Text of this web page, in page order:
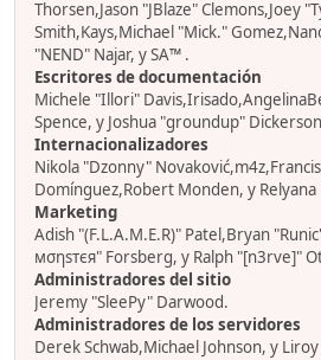
Thorsen,Jason "JBlaze" Clemons,Joey
Smith,Kays,Michael "Mick."
"NEND" Najar, y SA™ .
Escritores de documentación
Michele "Illori"
Spence, y Joshua "groundup"
Internacionalizadores
Nikola "Dzonny"
Domínguez,Robert Monden, y Relyana
Marketing
Adish "(F.L.A.M.E.R)" Patel,Bryan
мσηѕтєя" Forsberg, y Ralph "[n3rve]"
Administradores del sitio
Jeremy "SleePy" Darwood.
Administradores de los servidores
Derek Schwab,Michael Johnson, y